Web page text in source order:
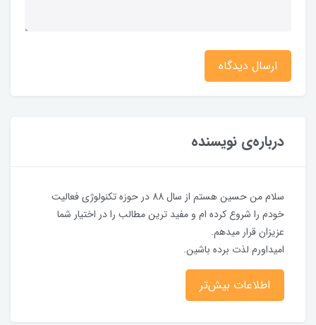
ارسال دیدگاه
درباره‌ی نویسنده
سلام من حسین هستم از سال 88 در حوزه تکنولوژی فعالیت
خودم را شروع کرده ام و مفید ترین مطالب را در اختیار شما
عزیزان قرار میدهم.
امیداورم لذت برده باشین.
اطلاعات بیش‌تر